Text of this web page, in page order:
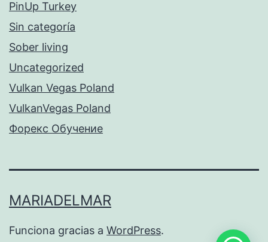
PinUp Turkey
Sin categoría
Sober living
Uncategorized
Vulkan Vegas Poland
VulkanVegas Poland
Форекс Обучение
MARIADELMAR
Funciona gracias a WordPress.